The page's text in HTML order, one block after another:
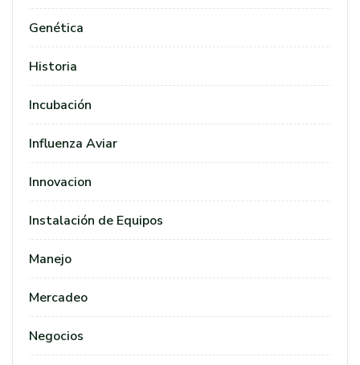
Genética
Historia
Incubación
Influenza Aviar
Innovacion
Instalación de Equipos
Manejo
Mercadeo
Negocios